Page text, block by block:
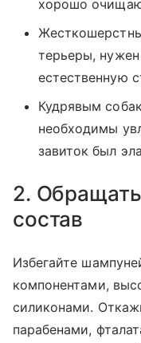
хорошо
терьеры,
естественную
Кудрявым
необходимы
завиток был
2.
состав
Избегайте
компонентами,
силиконами.
парабенами,